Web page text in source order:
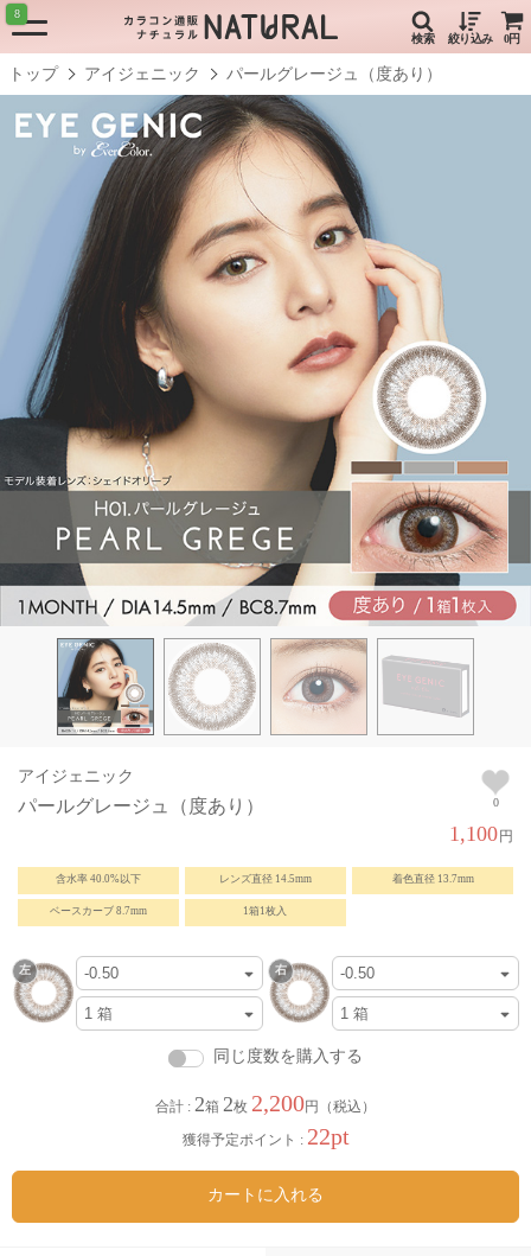
検索 絞り込み 0円
8
トップ アイジェニック パールグレージュ（度あり）
0
アイジェニック
パールグレージュ（度あり）
1,100円
含水率 40.0%以下 レンズ直径 14.5mm 着色直径 13.7mm
ベースカーブ 8.7mm 1箱1枚入
同じ度数を購入する
合計 : 2箱 2枚 2,200円（税込）
獲得予定ポイント : 22pt
カートに入れる